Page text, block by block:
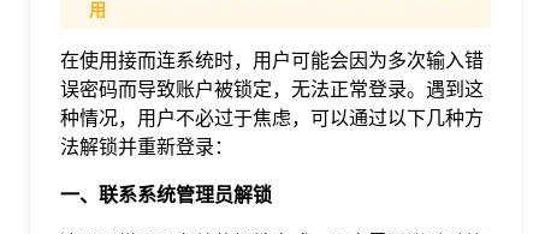
价
格
用
在使用接而连系统时，用户可能会因为多次输入错
误密码而导致账户被锁定，无法正常登录。遇到这
种情况，用户不必过于焦虑，可以通过以下几种方
法解锁并重新登录：
一、联系系统管理员解锁